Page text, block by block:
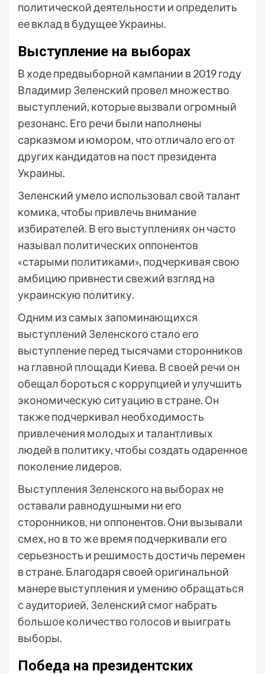
политической деятельности и определить
ее вклад в будущее Украины.
Выступление на выборах
В ходе предвыборной кампании в 2019 году
Владимир Зеленский провел множество
выступлений, которые вызвали огромный
резонанс. Его речи были наполнены
сарказмом и юмором, что отличало его от
других кандидатов на пост президента
Украины.
Зеленский умело использовал свой талант
комика, чтобы привлечь внимание
избирателей. В его выступлениях он часто
называл политических оппонентов
«старыми политиками», подчеркивая свою
амбицию привнести свежий взгляд на
украинскую политику.
Одним из самых запоминающихся
выступлений Зеленского стало его
выступление перед тысячами сторонников
на главной площади Киева. В своей речи он
обещал бороться с коррупцией и улучшить
экономическую ситуацию в стране. Он
также подчеркивал необходимость
привлечения молодых и талантливых
людей в политику, чтобы создать одаренное
поколение лидеров.
Выступления Зеленского на выборах не
оставали равнодушными ни его
сторонников, ни оппонентов. Они вызывали
смех, но в то же время подчеркивали его
серьезность и решимость достичь перемен
в стране. Благодаря своей оригинальной
манере выступления и умению обращаться
с аудиторией, Зеленский смог набрать
большое количество голосов и выиграть
выборы.
Победа на президентских